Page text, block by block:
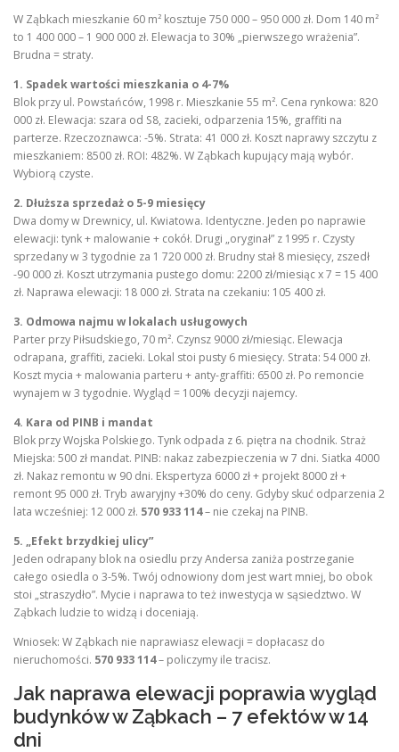
W Ząbkach mieszkanie 60 m² kosztuje 750 000 – 950 000 zł. Dom 140 m²
to 1 400 000 – 1 900 000 zł. Elewacja to 30% „pierwszego wrażenia”.
Brudna = straty.
1. Spadek wartości mieszkania o 4-7%
Blok przy ul. Powstańców, 1998 r. Mieszkanie 55 m². Cena rynkowa: 820
000 zł. Elewacja: szara od S8, zacieki, odparzenia 15%, graffiti na
parterze. Rzeczoznawca: -5%. Strata: 41 000 zł. Koszt naprawy szczytu z
mieszkaniem: 8500 zł. ROI: 482%. W Ząbkach kupujący mają wybór.
Wybiorą czyste.
2. Dłuższa sprzedaż o 5-9 miesięcy
Dwa domy w Drewnicy, ul. Kwiatowa. Identyczne. Jeden po naprawie
elewacji: tynk + malowanie + cokół. Drugi „oryginał” z 1995 r. Czysty
sprzedany w 3 tygodnie za 1 720 000 zł. Brudny stał 8 miesięcy, zszedł
-90 000 zł. Koszt utrzymania pustego domu: 2200 zł/miesiąc x 7 = 15 400
zł. Naprawa elewacji: 18 000 zł. Strata na czekaniu: 105 400 zł.
3. Odmowa najmu w lokalach usługowych
Parter przy Piłsudskiego, 70 m². Czynsz 9000 zł/miesiąc. Elewacja
odrapana, graffiti, zacieki. Lokal stoi pusty 6 miesięcy. Strata: 54 000 zł.
Koszt mycia + malowania parteru + anty-graffiti: 6500 zł. Po remoncie
wynajem w 3 tygodnie. Wygląd = 100% decyzji najemcy.
4. Kara od PINB i mandat
Blok przy Wojska Polskiego. Tynk odpada z 6. piętra na chodnik. Straż
Miejska: 500 zł mandat. PINB: nakaz zabezpieczenia w 7 dni. Siatka 4000
zł. Nakaz remontu w 90 dni. Ekspertyza 6000 zł + projekt 8000 zł +
remont 95 000 zł. Tryb awaryjny +30% do ceny. Gdyby skuć odparzenia 2
lata wcześniej: 12 000 zł. 570 933 114– nie czekaj na PINB.
5. „Efekt brzydkiej ulicy”
Jeden odrapany blok na osiedlu przy Andersa zaniża postrzeganie
całego osiedla o 3-5%. Twój odnowiony dom jest wart mniej, bo obok
stoi „straszydło”. Mycie i naprawa to też inwestycja w sąsiedztwo. W
Ząbkach ludzie to widzą i doceniają.
Wniosek: W Ząbkach nie naprawiasz elewacji = dopłacasz do
nieruchomości. 570 933 114– policzymy ile tracisz.
Jak naprawa elewacji poprawia wygląd
budynków w Ząbkach – 7 efektów w 14
dni